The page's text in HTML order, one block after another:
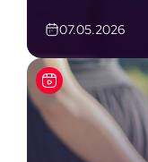
07.05.2026